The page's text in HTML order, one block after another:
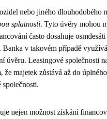
nebo jiného dlouhodobého
splatnosti. Tyto úvěry mohou
často dosahuje osmdesáti
v takovém případě využívá
úvěru. Leasingové společnosti
majetek zůstává až do úplného
společnosti.
nejen možnost získání